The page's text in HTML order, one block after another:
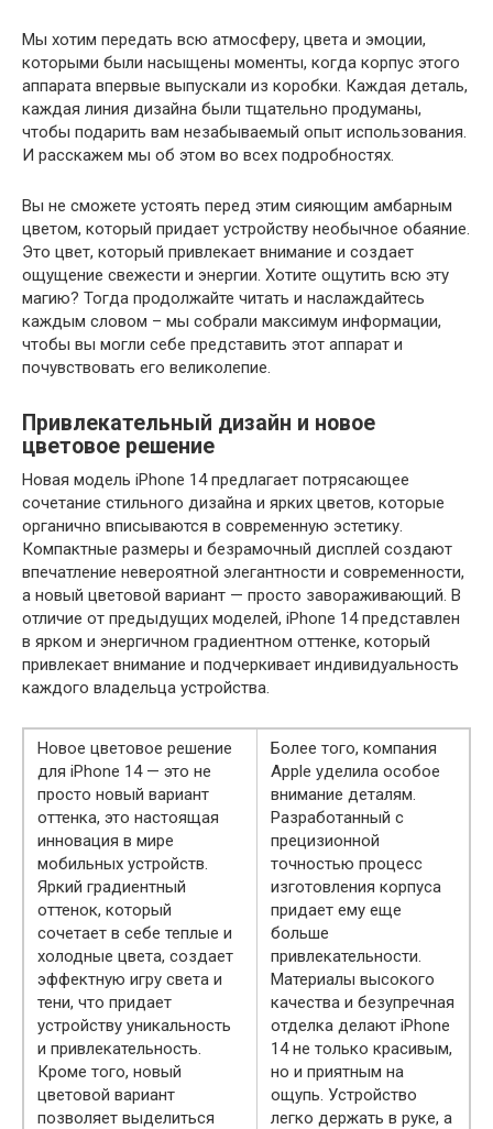
Мы хотим передать всю атмосферу, цвета и эмоции,
которыми были насыщены моменты, когда корпус этого
аппарата впервые выпускали из коробки. Каждая деталь,
каждая линия дизайна были тщательно продуманы,
чтобы подарить вам незабываемый опыт использования.
И расскажем мы об этом во всех подробностях.
Вы не сможете устоять перед этим сияющим амбарным
цветом, который придает устройству необычное обаяние.
Это цвет, который привлекает внимание и создает
ощущение свежести и энергии. Хотите ощутить всю эту
магию? Тогда продолжайте читать и наслаждайтесь
каждым словом – мы собрали максимум информации,
чтобы вы могли себе представить этот аппарат и
почувствовать его великолепие.
Привлекательный дизайн и новое
цветовое решение
Новая модель iPhone 14 предлагает потрясающее
сочетание стильного дизайна и ярких цветов, которые
органично вписываются в современную эстетику.
Компактные размеры и безрамочный дисплей создают
впечатление невероятной элегантности и современности,
а новый цветовой вариант — просто завораживающий. В
отличие от предыдущих моделей, iPhone 14 представлен
в ярком и энергичном градиентном оттенке, который
привлекает внимание и подчеркивает индивидуальность
каждого владельца устройства.
Новое цветовое решение
для iPhone 14 — это не
просто новый вариант
оттенка, это настоящая
инновация в мире
мобильных устройств.
Яркий градиентный
оттенок, который
сочетает в себе теплые и
холодные цвета, создает
эффектную игру света и
тени, что придает
устройству уникальность
и привлекательность.
Кроме того, новый
цветовой вариант
позволяет выделиться
Более того, компания
Apple уделила особое
внимание деталям.
Разработанный с
прецизионной
точностью процесс
изготовления корпуса
придает ему еще
больше
привлекательности.
Материалы высокого
качества и безупречная
отделка делают iPhone
14 не только красивым,
но и приятным на
ощупь. Устройство
легко держать в руке, а